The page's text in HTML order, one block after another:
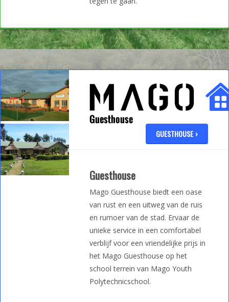
GUESTHOUSE
Guesthouse
Mago Guesthouse biedt een oase
van rust en een uitweg van de ruis
en rumoer van de stad. Ervaar de
unieke service in een comfortabel
verblijf voor een vriendelijke prijs in
het Mago Guesthouse op het
school terrein van Mago Youth
Polytechnicschool.